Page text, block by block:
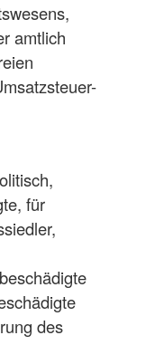
amtlich
für
des